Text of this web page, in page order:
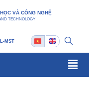
VÀ CÔNG NGHỆ
TECHNOLOGY
MST